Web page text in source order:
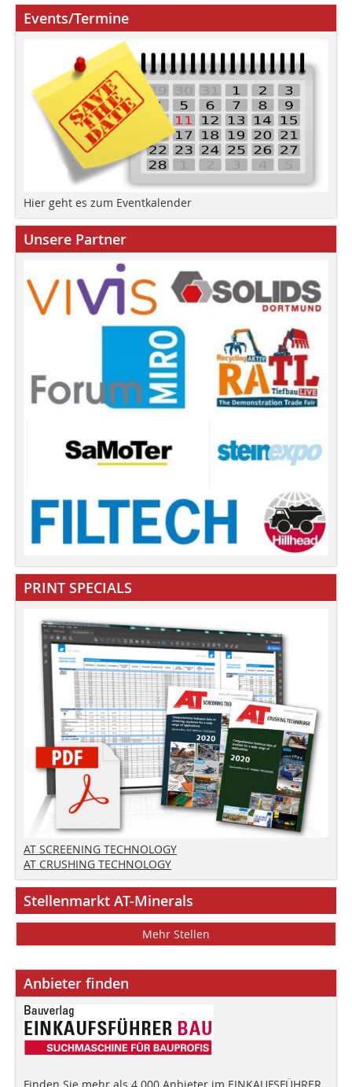
Events/Termine
Hier geht es zum Eventkalender
Unsere Partner
PRINT SPECIALS
AT SCREENING TECHNOLOGY
AT CRUSHING TECHNOLOGY
Stellenmarkt AT-Minerals
Mehr Stellen
Anbieter finden
Finden Sie mehr als 4.000 Anbieter im EINKAUFSFÜHRER